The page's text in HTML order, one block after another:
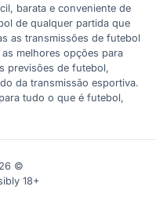
barata e conveniente de
de qualquer partida que
as transmissões de futebol
melhores opções para
previsões de futebol,
da transmissão esportiva.
tudo o que é futebol,
©
18+